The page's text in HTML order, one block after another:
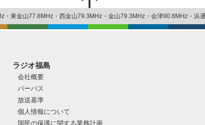
金山77.8MHz・西金山79.3MHz・金山79.3MHz・会津90.8MHz・浜通り
ラジオ福島
会社概要
パーパス
放送基準
個人情報について
国民の保護に関する業務計画